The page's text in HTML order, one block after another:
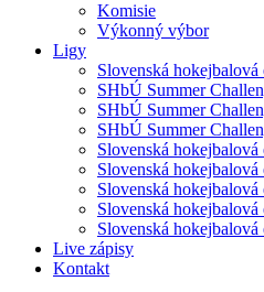
Komisie
Výkonný výbor
Ligy
Slovenská
SHbÚ Summer
SHbÚ Summer
SHbÚ Summer
Slovenská
Slovenská
Slovenská
Slovenská
Slovenská
Live zápisy
Kontakt